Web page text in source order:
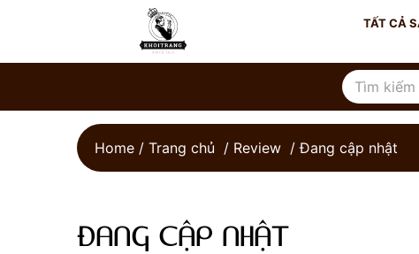
TẤT CẢ
Home / Trang chủ / Review /Đang cập nhật
ĐANG CẬP NHẬT